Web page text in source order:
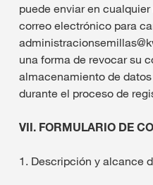
puede enviar en
correo electrónico para
una forma de revocar su
almacenamiento de
durante el proceso de
VII. FORMULARIO DE
1. Descripción y alcance